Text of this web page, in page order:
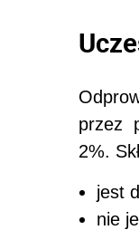
przez
2%.
jest
nie